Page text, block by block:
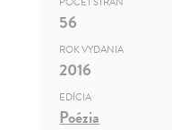
56
ROK VYDANIA
2016
EDÍCIA
Poézia